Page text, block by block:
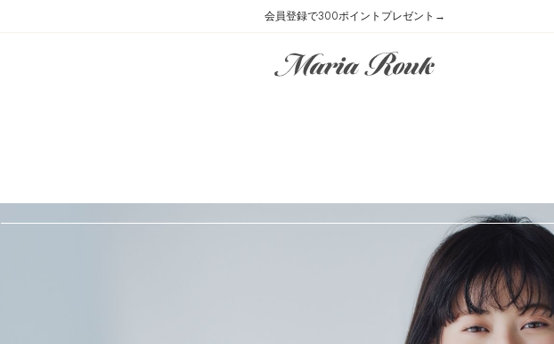
会員登録で300ポイントプレゼント→